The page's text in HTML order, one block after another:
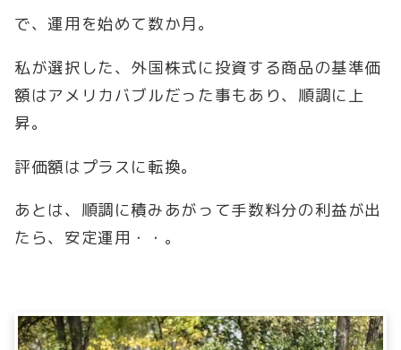
で、運用を始めて数か月。
私が選択した、外国株式に投資する商品の基準価
額はアメリカバブルだった事もあり、順調に上
昇。
評価額はプラスに転換。
あとは、順調に積みあがって手数料分の利益が出
たら、安定運用・・。